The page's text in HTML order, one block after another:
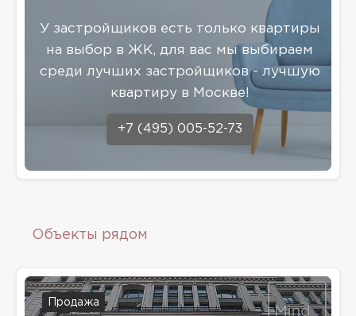
У застройщиков есть только квартиры
на выбор в ЖК, для вас мы выбираем
среди лучших застройщиков - лучшую
квартиру в Москве!
+7 (495) 005-52-73
Объекты рядом
Продажа